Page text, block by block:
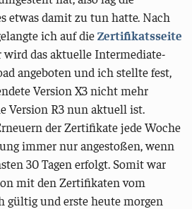
etwas damit zu tun hatte. Nach
ich auf dieZertifikatsseite
wird das aktuelle Intermediate-
angeboten und ich stellte fest,
Version X3 nicht mehr
Version R3 nun aktuell ist.
der Zertifikate jede Woche
immer nur angestoßen, wenn
30 Tagen erfolgt. Somit war
mit den Zertifikaten vom
gültig und erste heute morgen